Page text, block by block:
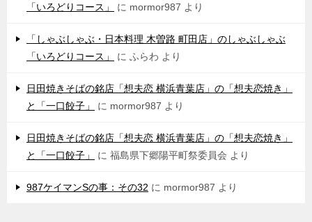
「いろどりコース」
に mormor987 より
「しゃぶしゃぶ・日本料理 木曽路 町田店」のしゃぶしゃぶ
「いろどりコース」
に ふらわ より
日田焼きそばの銘店「想夫恋 横浜青葉店」の「想夫恋焼き」
と「一口餃子」
に mormor987 より
日田焼きそばの銘店「想夫恋 横浜青葉店」の「想夫恋焼き」
と「一口餃子」
に 福島県下郷陽平町祭委員会 より
987ケイマンSの事：その32 に mormor987 より